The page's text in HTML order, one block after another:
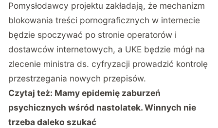
Pomysłodawcy projektu zakładają, że mechanizm
blokowania treści pornograficznych w internecie
będzie spoczywać po stronie operatorów i
dostawców internetowych, a UKE będzie mógł na
zlecenie ministra ds. cyfryzacji prowadzić kontrolę
przestrzegania nowych przepisów.
Czytaj też: Mamy epidemię zaburzeń
psychicznych wśród nastolatek. Winnych nie
trzeba daleko szukać